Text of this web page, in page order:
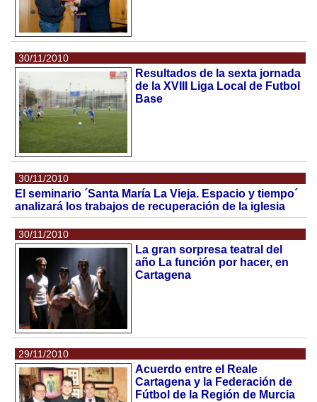
30/11/2010
Resultados de la sexta jornada
de la XVIII Liga Local de Futbol
Base
30/11/2010
El seminario ´Santa María La Vieja. Espacio y tiempo´
analizará los trabajos de recuperación de la iglesia
30/11/2010
La gran sorpresa teatral del
año La función por hacer, en
Cartagena
29/11/2010
Acuerdo entre el Reale
Cartagena y la Federación de
Fútbol de la Región de Murcia